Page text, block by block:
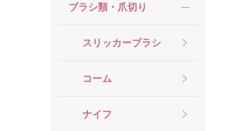
ブラシ類・爪切り
スリッカーブラシ
コーム
ナイフ